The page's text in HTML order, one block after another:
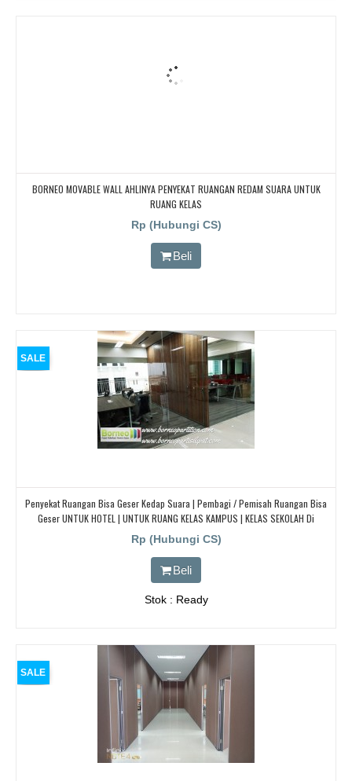
BORNEO MOVABLE WALL AHLINYA PENYEKAT RUANGAN REDAM SUARA UNTUK
RUANG KELAS
Rp (Hubungi CS)
Beli
SALE
Penyekat Ruangan Bisa Geser Kedap Suara | Pembagi / Pemisah Ruangan Bisa
Geser UNTUK HOTEL | UNTUK RUANG KELAS KAMPUS | KELAS SEKOLAH Di
BANDUNG, JAKARTA, BEKASI, TANGERANG
Rp (Hubungi CS)
Beli
Stok : Ready
SALE